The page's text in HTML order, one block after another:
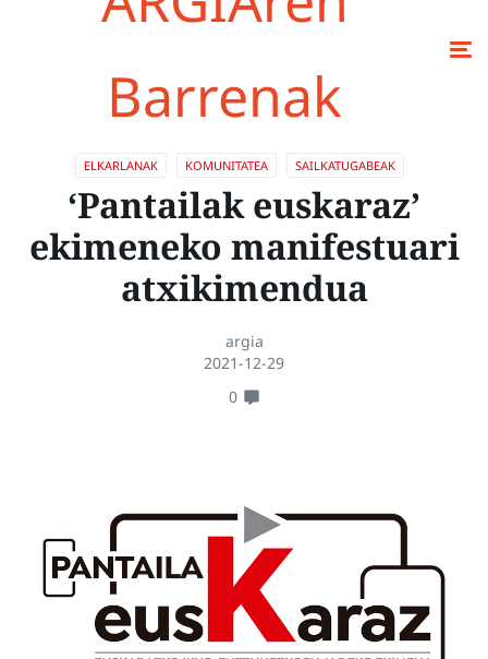
Barrenak
ELKARLANAK KOMUNITATEA SAILKATUGABEAK
‘Pantailak euskaraz’
ekimeneko manifestuari
atxikimendua
argia
2021-12-29
0